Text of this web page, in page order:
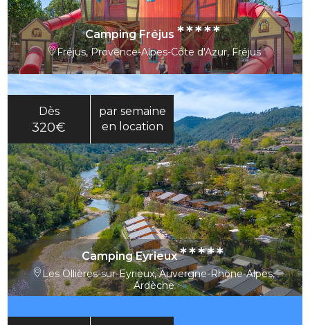
Camping Fréjus *****
Fréjus, Provence-Alpes-Côte d'Azur, Fréjus
Dès
320€
par semaine
en location
Camping Eyrieux*****
Les Ollières-sur-Eyrieux, Auvergne-Rhône-Alpes,
Ardèche